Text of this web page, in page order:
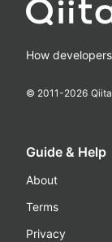
How
© 2011-2026
Guide & Help
About
Terms
Privacy